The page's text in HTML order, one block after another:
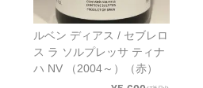
ルベン ディアス / セブレロ
ス ラ ソルプレッサ ティナ
ハ NV （2004～）（赤）